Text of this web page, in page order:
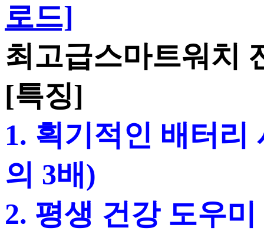
로드]
최고급스마트워치
[특징]
1. 획기적인 배터리
의 3배)
2. 평생 건강 도우